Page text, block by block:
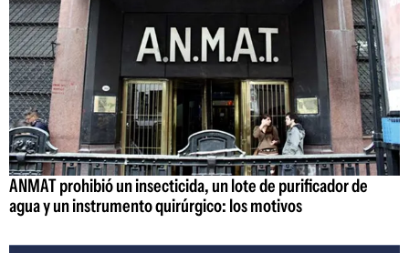
ANMAT prohibió un insecticida, un lote de purificador de
agua y un instrumento quirúrgico: los motivos